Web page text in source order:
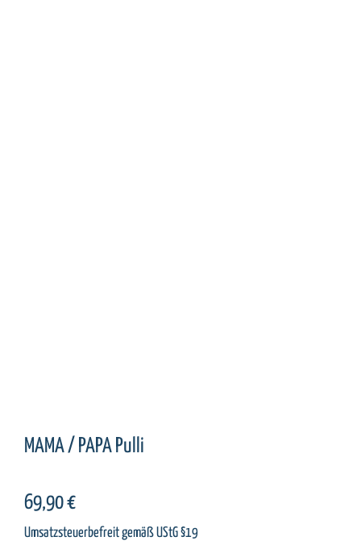
MAMA / PAPA Pulli
69,90€
Umsatzsteuerbefreit gemäß UStG §19